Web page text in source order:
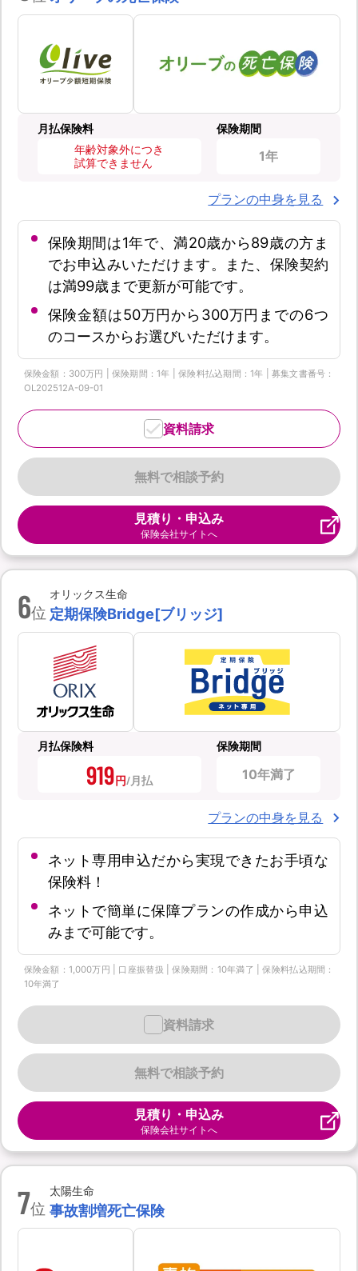
月払保険料
年齢対象外につき
試算できません
保険期間
1年
プランの中身を見る
保険期間は1年で、満20歳から89歳の方ま
でお申込みいただけます。また、保険契約
は満99歳まで更新が可能です。
保険金額は50万円から300万円までの6つ
のコースからお選びいただけます。
保険金額：300万円 | 保険期間：1年 | 保険料払込期間：1年 | 募集文書番号：
OL202512A-09-01
無料で相談予約
資料請求
見積り・申込み
保険会社サイトへ
6位
オリックス生命
定期保険Bridge[ブリッジ]
月払保険料
919円
保険期間
10年満了
プランの中身を見る
ネット専用申込だから実現できたお手頃な
保険料！
ネットで簡単に保障プランの作成から申込
みまで可能です。
保険金額：1,000万円 | 口座振替扱 | 保険期間：10年満了 | 保険料払込期間：
10年満了
無料で相談予約
資料請求
見積り・申込み
保険会社サイトへ
7位
太陽生命
事故割増死亡保険